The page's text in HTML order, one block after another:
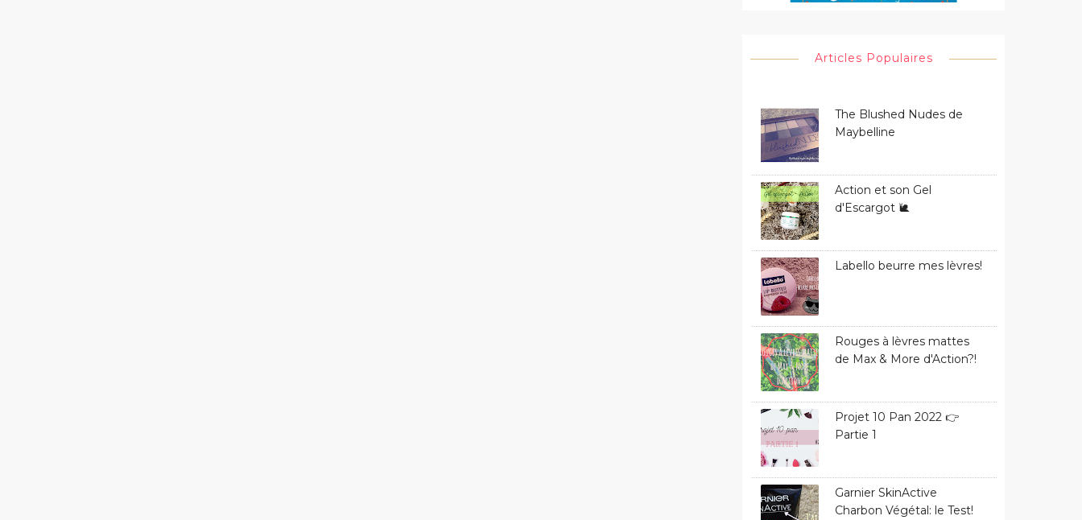
Articles Populaires
The Blushed Nudes de
Maybelline
Action et son Gel
d'Escargot 🐌
Labello beurre mes lèvres!
Rouges à lèvres mattes
de Max & More d'Action?!
Projet 10 Pan 2022 👉
Partie 1
Garnier SkinActive
Charbon Végétal: le Test!